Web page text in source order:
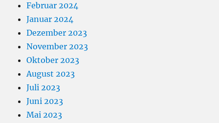
Februar 2024
Januar 2024
Dezember 2023
November 2023
Oktober 2023
August 2023
Juli 2023
Juni 2023
Mai 2023